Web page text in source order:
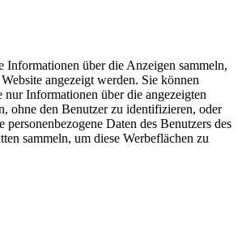
Informationen über die Anzeigen sammeln,
angezeigt werden. Sie können
nur Informationen über die angezeigten
ohne den Benutzer zu identifizieren, oder
personenbezogene Daten des Benutzers des
sammeln, um diese Werbeflächen zu